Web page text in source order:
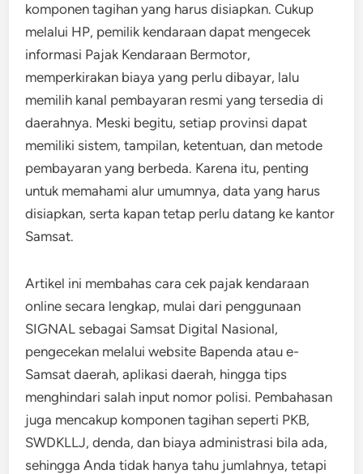
komponen tagihan yang harus disiapkan. Cukup
melalui HP, pemilik kendaraan dapat mengecek
informasi Pajak Kendaraan Bermotor,
memperkirakan biaya yang perlu dibayar, lalu
memilih kanal pembayaran resmi yang tersedia di
daerahnya. Meski begitu, setiap provinsi dapat
memiliki sistem, tampilan, ketentuan, dan metode
pembayaran yang berbeda. Karena itu, penting
untuk memahami alur umumnya, data yang harus
disiapkan, serta kapan tetap perlu datang ke kantor
Samsat.
Artikel ini membahas cara cek pajak kendaraan
online secara lengkap, mulai dari penggunaan
SIGNAL sebagai Samsat Digital Nasional,
pengecekan melalui website Bapenda atau e-
Samsat daerah, aplikasi daerah, hingga tips
menghindari salah input nomor polisi. Pembahasan
juga mencakup komponen tagihan seperti PKB,
SWDKLLJ, denda, dan biaya administrasi bila ada,
sehingga Anda tidak hanya tahu jumlahnya, tetapi